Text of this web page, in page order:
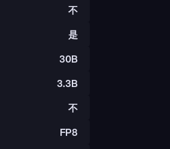
不
是
30B
3.3B
不
FP8